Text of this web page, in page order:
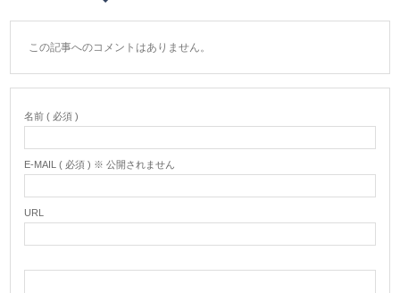
この記事へのコメントはありません。
名前 ( 必須 )
E-MAIL ( 必須 ) ※ 公開されません
URL